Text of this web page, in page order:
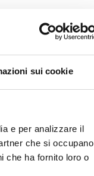
sui cookie
e per analizzare il
che si occupano
che ha fornito loro o
il Sito.
quella adottata da